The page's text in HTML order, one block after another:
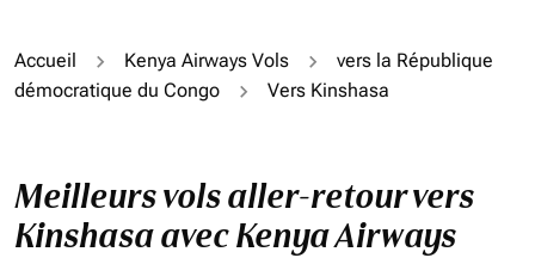
Accueil Kenya Airways Vols
vers la République
démocratique du Congo
Vers Kinshasa
Meilleurs vols aller-retour vers
Kinshasa avec Kenya Airways